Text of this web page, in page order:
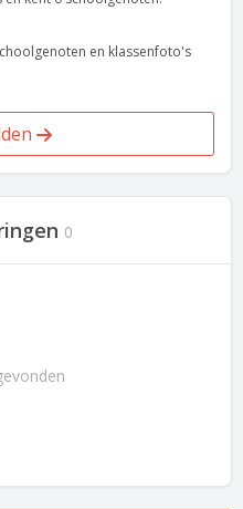
en klassenfoto's
0